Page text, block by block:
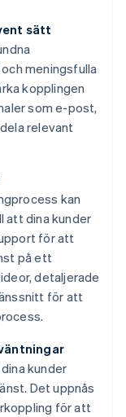
sätt
meningsfulla
kopplingen
som e-post,
relevant
kan
att dina kunder
för att
på ett
detaljerade
för att
kunder
Det uppnås
för att